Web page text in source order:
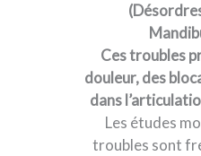
Ces troubles
douleur, des
dans
Les études
troubles sont